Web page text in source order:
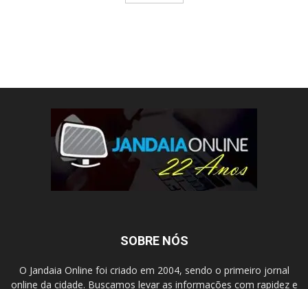
SOBRE NÓS
O Jandaia Online foi criado em 2004, sendo o primeiro jornal
online da cidade. Buscamos levar as informações com rapidez e